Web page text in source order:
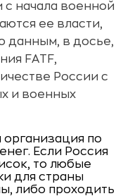
с начала военной
ее власти,
данным, в досье,
FATF,
России с
и военных
организация по
Если Россия
то любые
для страны
либо проходить